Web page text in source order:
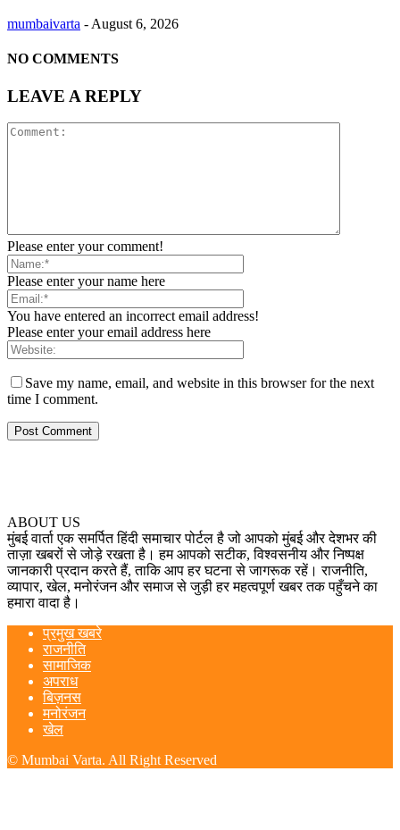
mumbaivarta - August 6, 2026
NO COMMENTS
LEAVE A REPLY
Please enter your comment!
Please enter your name here
You have entered an incorrect email address!
Please enter your email address here
Save my name, email, and website in this browser for the next
time I comment.
ABOUT US
मुंबई वार्ता एक समर्पित हिंदी समाचार पोर्टल है जो आपको मुंबई और देशभर की
ताज़ा खबरों से जोड़े रखता है। हम आपको सटीक, विश्वसनीय और निष्पक्ष
जानकारी प्रदान करते हैं, ताकि आप हर घटना से जागरूक रहें। राजनीति,
व्यापार, खेल, मनोरंजन और समाज से जुड़ी हर महत्वपूर्ण खबर तक पहुँचने का
हमारा वादा है।
प्रमुख खबरे
राजनीति
सामाजिक
अपराध
बिज़नस
मनोरंजन
खेल
© Mumbai Varta. All Right Reserved